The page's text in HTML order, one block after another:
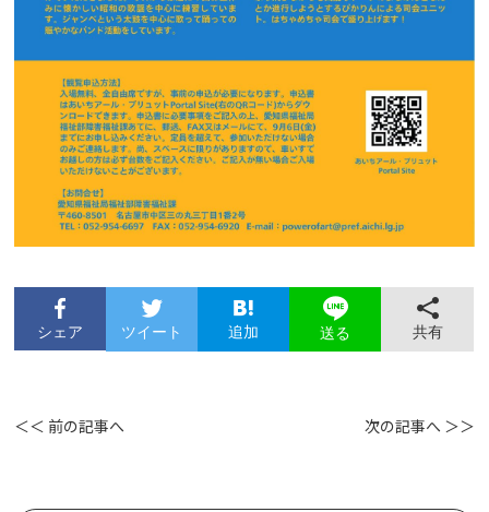
シェア ツイート 追加 送る 共有
＜＜ 前の記事へ 次の記事へ ＞＞